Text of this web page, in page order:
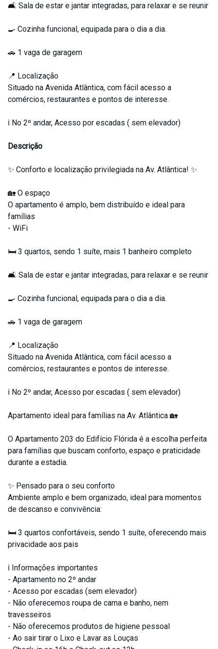
🛋️ Sala de estar e jantar integradas, para relaxar e se reunir
🍳 Cozinha funcional, equipada para o dia a dia.
🚗 1 vaga de garagem
📍 Localização
Situado na Avenida Atlântica, com fácil acesso a
comércios, restaurantes e pontos de interesse.
ℹ️ No 2º andar, Acesso por escadas ( sem elevador)
Descrição
✨ Conforto e localização privilegiada na Av. Atlântica! ✨
🏡 O espaço
O apartamento é amplo, bem distribuído e ideal para
famílias
- WiFi
🛏️ 3 quartos, sendo 1 suíte, mais 1 banheiro completo
🛋️ Sala de estar e jantar integradas, para relaxar e se reunir
🍳 Cozinha funcional, equipada para o dia a dia.
🚗 1 vaga de garagem
📍 Localização
Situado na Avenida Atlântica, com fácil acesso a
comércios, restaurantes e pontos de interesse.
ℹ️ No 2º andar, Acesso por escadas ( sem elevador)
Apartamento ideal para famílias na Av. Atlântica 🏡
O Apartamento 203 do Edifício Flórida é a escolha perfeita
para famílias que buscam conforto, espaço e praticidade
durante a estadia.
✨ Pensado para o seu conforto
Ambiente amplo e bem organizado, ideal para momentos
de descanso e convivência:
🛏️ 3 quartos confortáveis, sendo 1 suíte, oferecendo mais
privacidade aos pais
ℹ️ Informações importantes
- Apartamento no 2º andar
- Acesso por escadas (sem elevador)
- Não oferecemos roupa de cama e banho, nem
travesseiros
- Não oferecemos produtos de higiene pessoal
- Ao sair tirar o Lixo e Lavar as Louças